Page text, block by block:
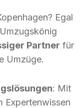
Egal
Partner für
Umzüge.
: Mit
Expertenwissen